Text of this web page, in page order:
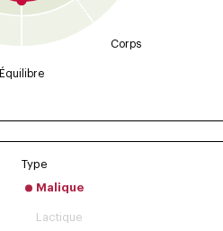
Corps
Équilibre
Type
Malique
Lactique